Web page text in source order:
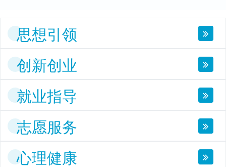
思想引领
创新创业
就业指导
志愿服务
心理健康